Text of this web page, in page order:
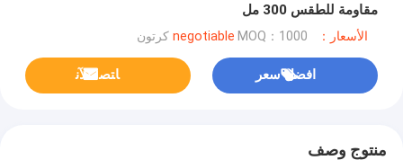
مقاومة للطقس 300 مل
الأسعار：negotiable MOQ：1000 كرتون
افضل سعر ﺎﺘﺼﻟ ﺍﻶﻧ
منتوج وصف